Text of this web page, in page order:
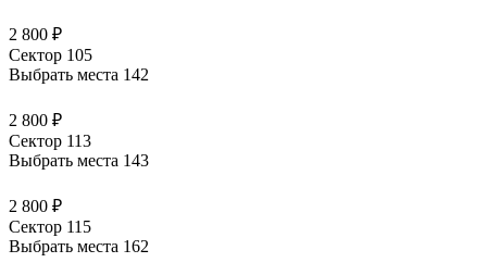
2 800 ₽
Сектор 105
Выбрать места 142
2 800 ₽
Сектор 113
Выбрать места 143
2 800 ₽
Сектор 115
Выбрать места 162